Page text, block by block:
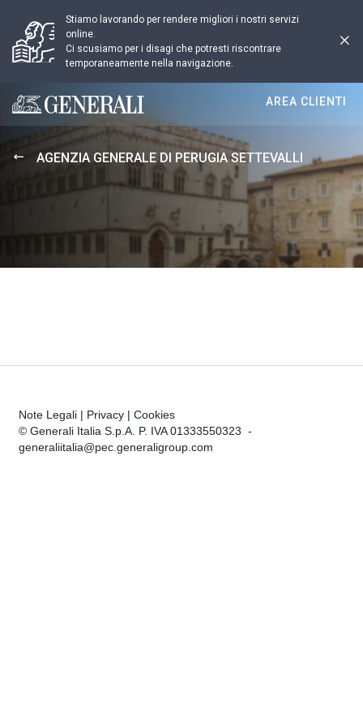
Stiamo lavorando per rendere migliori i nostri servizi
online.
Ci scusiamo per i disagi che potresti riscontrare
temporaneamente nella navigazione.
Generali logo
AREA CLIENTI
AGENZIA GENERALE DI PERUGIA SETTEVALLI
Note Legali | Privacy | Cookies
© Generali Italia S.p.A. P. IVA 01333550323 -
generaliitalia@pec.generaligroup.com